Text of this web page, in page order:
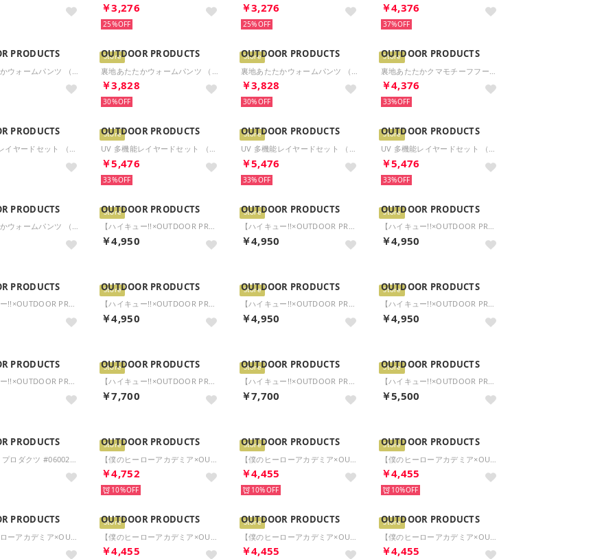
￥3,276
25%
￥3,276
25%
￥4,376
37%
PRODUCTS Store
OUTDOOR PRODUCTS
￥3,828
30%
Store
OUTDOOR PRODUCTS
￥3,828
30%
Store
OUTDOOR PRODUCTS
￥4,376
33%
PRODUCTS Store
OUTDOOR PRODUCTS
￥5,476
33%
Store
OUTDOOR PRODUCTS
￥5,476
33%
Store
OUTDOOR PRODUCTS
￥5,476
33%
PRODUCTS
裏地あたたかウォームパンツ （ブラック）
Store
OUTDOOR PRODUCTS
【ハイキュー!!×OUTDOOR PRODUCTS】ミニロールボストンバッグ （ブラック/レッド）
￥4,950
Store
OUTDOOR PRODUCTS
【ハイキュー!!×OUTDOOR PRODUCTS】ミニロールボストンバッグ （ベージュ）
￥4,950
Store
OUTDOOR PRODUCTS
【ハイキュー!!×OUTDOOR PRODUCTS】ミニロールボストンバッグ （ブラック）
￥4,950
PRODUCTS
【ハイキュー!!×OUTDOOR PRODUCTS】ミニロールボストンバッグ （ネイビー）
Store
OUTDOOR PRODUCTS
【ハイキュー!!×OUTDOOR PRODUCTS】横型ショルダーバッグ （ベージュ）
￥4,950
Store
OUTDOOR PRODUCTS
【ハイキュー!!×OUTDOOR PRODUCTS】横型ショルダーバッグ （ブラック）
￥4,950
Store
OUTDOOR PRODUCTS
【ハイキュー!!×OUTDOOR PRODUCTS】横型ショルダーバッグ （ネイビー）
￥4,950
PRODUCTS
【ハイキュー!!×OUTDOOR PRODUCTS】横型ショルダーバッグ （ブラック/レッド）
Store
OUTDOOR PRODUCTS
【ハイキュー!!×OUTDOOR PRODUCTS】リュックサック （ブラック）
￥7,700
Store
OUTDOOR PRODUCTS
【ハイキュー!!×OUTDOOR PRODUCTS】リュックサック （ベージュ）
￥7,700
Store
OUTDOOR PRODUCTS
【ハイキュー!!×OUTDOOR PRODUCTS】舟形ショルダーバッグ （ブラック）
￥5,500
PRODUCTS Store
OUTDOOR PRODUCTS
￥4,752
10%
Store
OUTDOOR PRODUCTS
￥4,455
10%
Store
OUTDOOR PRODUCTS
￥4,455
10%
PRODUCTS Store
OUTDOOR PRODUCTS
￥4,455
Store
OUTDOOR PRODUCTS
￥4,455
Store
OUTDOOR PRODUCTS
￥4,455